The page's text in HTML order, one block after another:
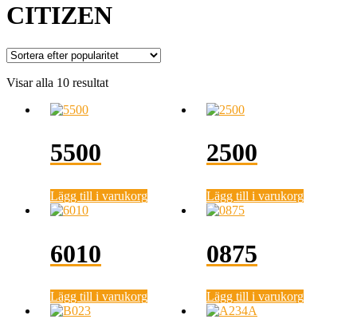
CITIZEN
Visar alla 10 resultatSortera
5500
Lägg till i varukorg
2500
Lägg till i varukorg
6010
Lägg till i varukorg
0875
Lägg till i varukorg